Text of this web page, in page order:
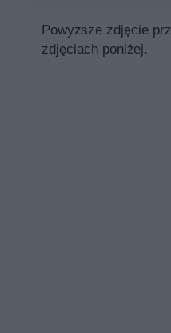
Powyższe zdjęcie
zdjęciach poniżej.